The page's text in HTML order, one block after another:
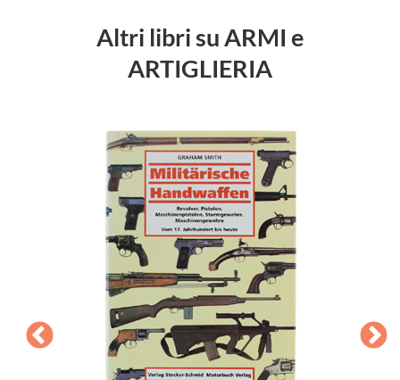
Altri libri su ARMI e
ARTIGLIERIA